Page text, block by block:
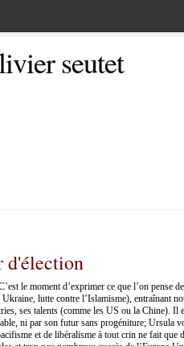
seutet
d'élection
le moment d’exprimer ce que l’on pense
lutte contre l’Islamisme), entraînant
ses talents (comme les US ou la Chine). Il
ni par son futur sans progéniture; Ursula
et de libéralisme à tout crin ne fait que